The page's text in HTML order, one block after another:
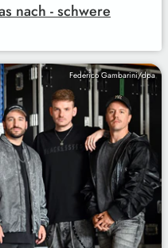
nach - schwere
Federico Gambarini/dpa